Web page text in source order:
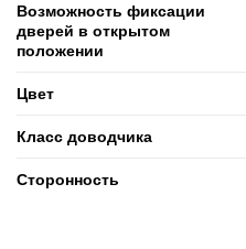
Возможность фиксации
дверей в открытом
положении
Цвет
Класс доводчика
Cторонность